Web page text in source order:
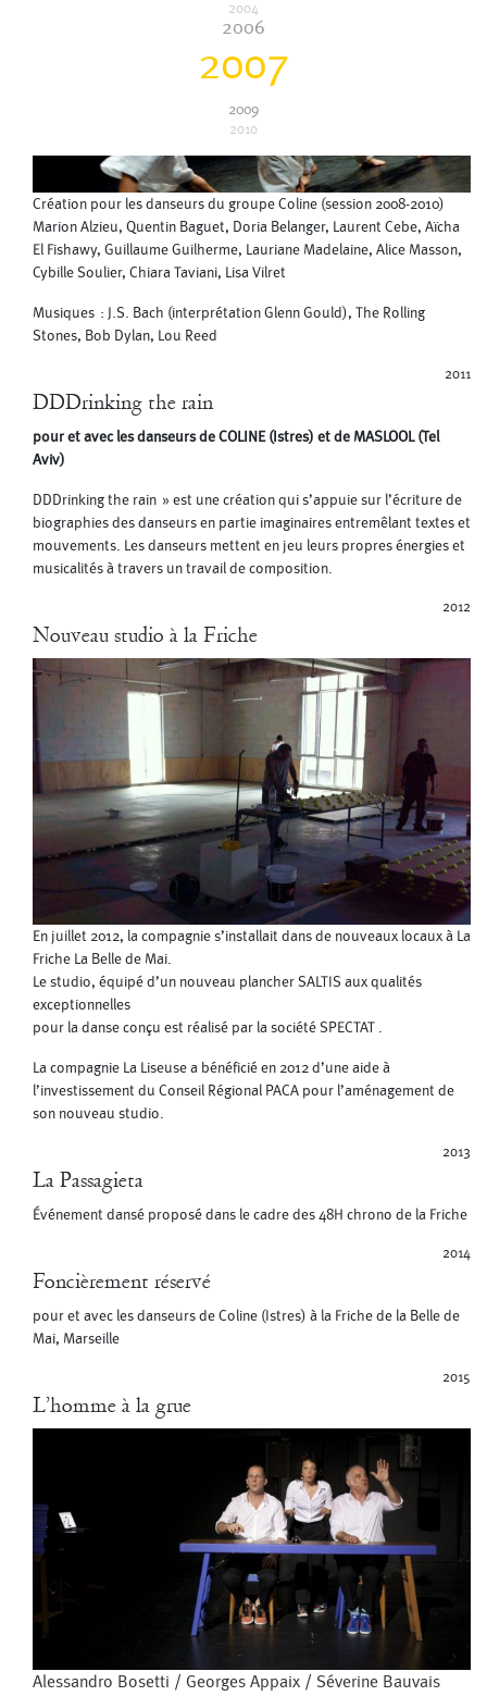
2004
2006
2007
2009
2010
Création pour les danseurs du groupe Coline (session 2008-2010)
Marion Alzieu, Quentin Baguet, Doria Belanger, Laurent Cebe, Aïcha
El Fishawy, Guillaume Guilherme, Lauriane Madelaine, Alice Masson,
Cybille Soulier, Chiara Taviani, Lisa Vilret
Musiques : J.S. Bach (interprétation Glenn Gould), The Rolling
Stones, Bob Dylan, Lou Reed
2011
DDDrinking the rain
pour et avec les danseurs de COLINE (Istres) et de MASLOOL (Tel
Aviv)
DDDrinking the rain » est une création qui s’appuie sur l’écriture de
biographies des danseurs en partie imaginaires entremêlant textes et
mouvements. Les danseurs mettent en jeu leurs propres énergies et
musicalités à travers un travail de composition.
2012
Nouveau studio à la Friche
En juillet 2012, la compagnie s’installait dans de nouveaux locaux à La
Friche La Belle de Mai.
Le studio, équipé d’un nouveau plancher SALTIS aux qualités
exceptionnelles
pour la danse conçu est réalisé par la société SPECTAT .
La compagnie La Liseuse a bénéficié en 2012 d’une aide à
l’investissement du Conseil Régional PACA pour l’aménagement de
son nouveau studio.
2013
La Passagieta
Événement dansé proposé dans le cadre des 48H chrono de la Friche
2014
Foncièrement réservé
pour et avec les danseurs de Coline (Istres) à la Friche de la Belle de
Mai, Marseille
2015
L’homme à la grue
Alessandro Bosetti / Georges Appaix / Séverine Bauvais